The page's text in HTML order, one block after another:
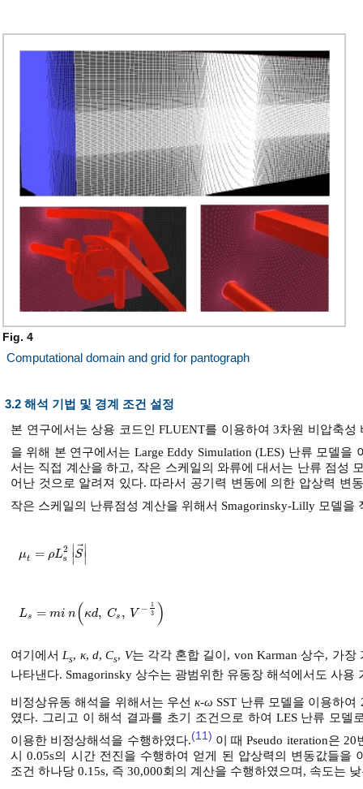
Fig. 4
Computational domain and grid for pantograph
3.2 해석 기법 및 경계 조건 설정
본 연구에서는 상용 코드인 FLUENT를 이용하여 3차원 비압축
을 위해 본 연구에서는 Large Eddy Simulation (LES) 난류 모델을
서는 직접 계산을 하고, 작은 스케일의 와류에 대서는 난류 점성
어난 것으로 알려져 있다. 따라서 공기력 변동에 의한 압상력 변
작은 스케일의 난류점성 계산을 위해서 Smagorinsky-Lilly 모델을
μt = ρL2
s
∣
∣S⃗
∣
∣
μ t= ρLs2S
Ls = mi n(κd, Cs , V − 1
3 )
Ls=min(κd Cs V-13 )
여기에서 Ls, κ, d,Cs, V는 각각 혼합 길이, von Karman 상수, 가
나타낸다. Smagorinsky 상수는 광범위한 유동장 해석에서도 사
비정상유동 해석을 위해서는 우선κ-ω SST 난류 모델을 이용하
였다. 그리고 이 해석 결과를 초기 조건으로 하여 LES 난류 모델
이용한 비정상해석을 수행하였다.(11) 이 때 Pseudo iteration은
시 0.05s의 시간 전진을 수행하여 얻게 된 압상력의 변동값들을
조건 하나당 0.15s, 즉 30,000회의 계산을 수행하였으며, 속도는